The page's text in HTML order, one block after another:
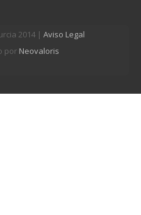
2014 | Aviso Legal
por Neovaloris